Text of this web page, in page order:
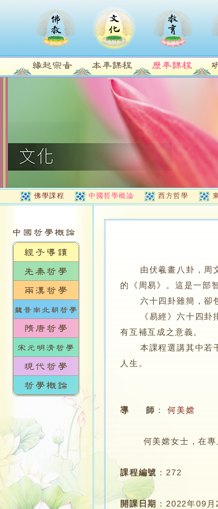
佛學課程 中國哲學概論 西方哲學
由伏羲畫八卦，周
的《周易》。這是一部
六十四卦雖簡，卻包
《易經》六十四卦排
有互補互成之意義。
本課程選講其中若干
人生。
導 師 ： 何美嫦
何美嫦女士，在專上
課程編號 ：272
開課日期 ：2022年09月